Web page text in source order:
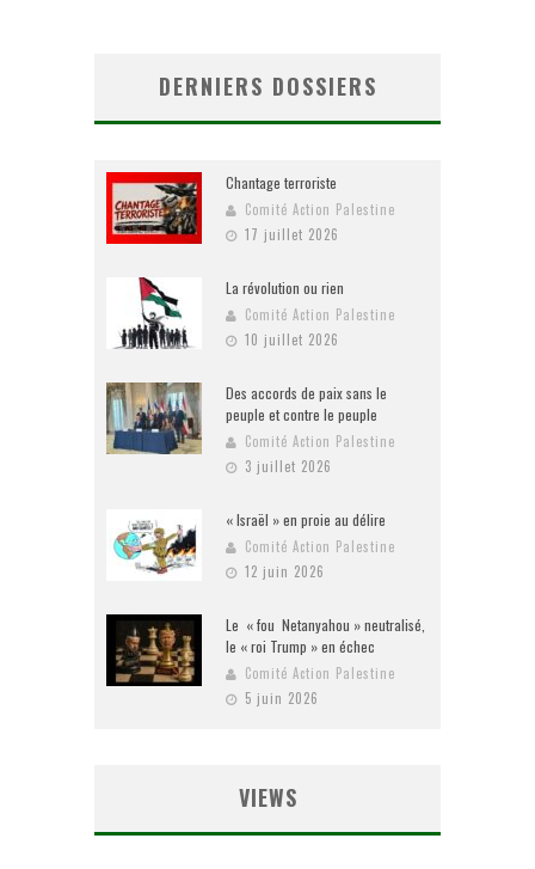
DERNIERS DOSSIERS
Chantage terroriste
Comité Action Palestine
17 juillet 2026
La révolution ou rien
Comité Action Palestine
10 juillet 2026
Des accords de paix sans le
peuple et contre le peuple
Comité Action Palestine
3 juillet 2026
« Israël » en proie au délire
Comité Action Palestine
12 juin 2026
Le « fou Netanyahou » neutralisé,
le « roi Trump » en échec
Comité Action Palestine
5 juin 2026
VIEWS